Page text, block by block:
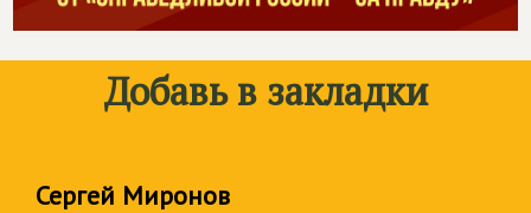
Добавь в закладки
Сергей Миронов